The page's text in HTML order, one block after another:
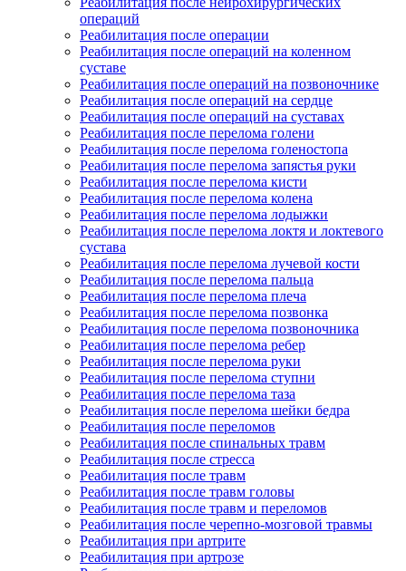
операций
Реабилитация после операции
Реабилитация после операций на коленном
суставе
Реабилитация после операций на позвоночнике
Реабилитация после операций на сердце
Реабилитация после операций на суставах
Реабилитация после перелома голени
Реабилитация после перелома голеностопа
Реабилитация после перелома запястья руки
Реабилитация после перелома кисти
Реабилитация после перелома колена
Реабилитация после перелома лодыжки
Реабилитация после перелома локтя и локтевого
сустава
Реабилитация после перелома лучевой кости
Реабилитация после перелома пальца
Реабилитация после перелома плеча
Реабилитация после перелома позвонка
Реабилитация после перелома позвоночника
Реабилитация после перелома ребер
Реабилитация после перелома руки
Реабилитация после перелома ступни
Реабилитация после перелома таза
Реабилитация после перелома шейки бедра
Реабилитация после переломов
Реабилитация после спинальных травм
Реабилитация после стресса
Реабилитация после травм
Реабилитация после травм головы
Реабилитация после травм и переломов
Реабилитация после черепно-мозговой травмы
Реабилитация при артрите
Реабилитация при артрозе